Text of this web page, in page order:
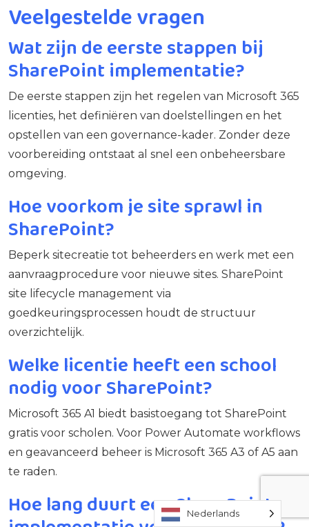
Veelgestelde vragen
Wat zijn de eerste stappen bij
SharePoint implementatie?
De eerste stappen zijn het regelen van Microsoft 365
licenties, het definiëren van doelstellingen en het
opstellen van een governance-kader. Zonder deze
voorbereiding ontstaat al snel een onbeheersbare
omgeving.
Hoe voorkom je site sprawl in
SharePoint?
Beperk sitecreatie tot beheerders en werk met een
aanvraagprocedure voor nieuwe sites. SharePoint
site lifecycle management via
goedkeuringsprocessen houdt de structuur
overzichtelijk.
Welke licentie heeft een school
nodig voor SharePoint?
Microsoft 365 A1 biedt basistoegang tot SharePoint
gratis voor scholen. Voor Power Automate workflows
en geavanceerd beheer is Microsoft 365 A3 of A5 aan
te raden.
Hoe lang duurt een SharePoint-
Nederlands